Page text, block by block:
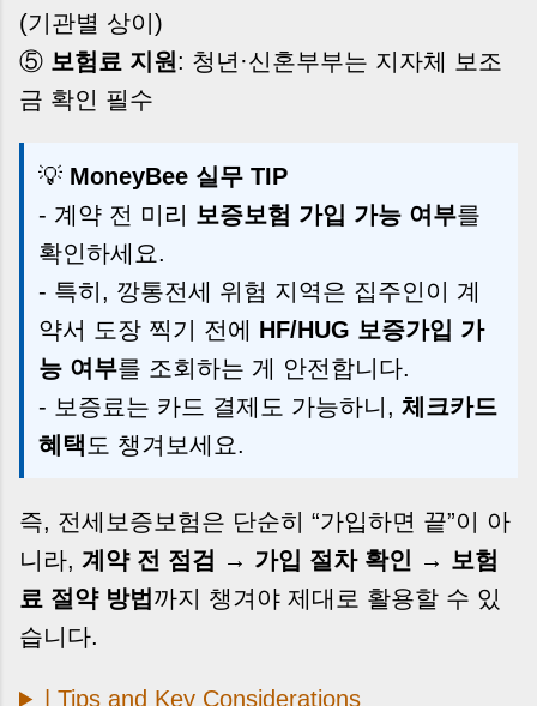
(기관별 상이)
⑤ 보험료 지원 : 청년·신혼부부는 지자체 보조
금 확인 필수
💡 MoneyBee 실무 TIP
- 계약 전 미리 보증보험 가입 가능 여부를
확인하세요.
- 특히, 깡통전세 위험 지역은 집주인이 계
약서 도장 찍기 전에 HF/HUG 보증가입 가
능 여부를 조회하는 게 안전합니다.
- 보증료는 카드 결제도 가능하니, 체크카드
혜택 도 챙겨보세요.
즉, 전세보증보험은 단순히 “가입하면 끝”이 아
니라, 계약 전 점검 → 가입 절차 확인 → 보험
료 절약 방법 까지 챙겨야 제대로 활용할 수 있
습니다.
| Tips and Key Considerations